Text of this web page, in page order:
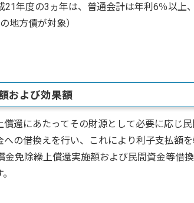
21年度の3ヵ年は、普通会計は年利6％以
地方債が対象）
および効果額
還にあたってその財源として必要に応じ
への借換えを行い、これにより利子支払額
金免除繰上償還実施額および民間資金等借